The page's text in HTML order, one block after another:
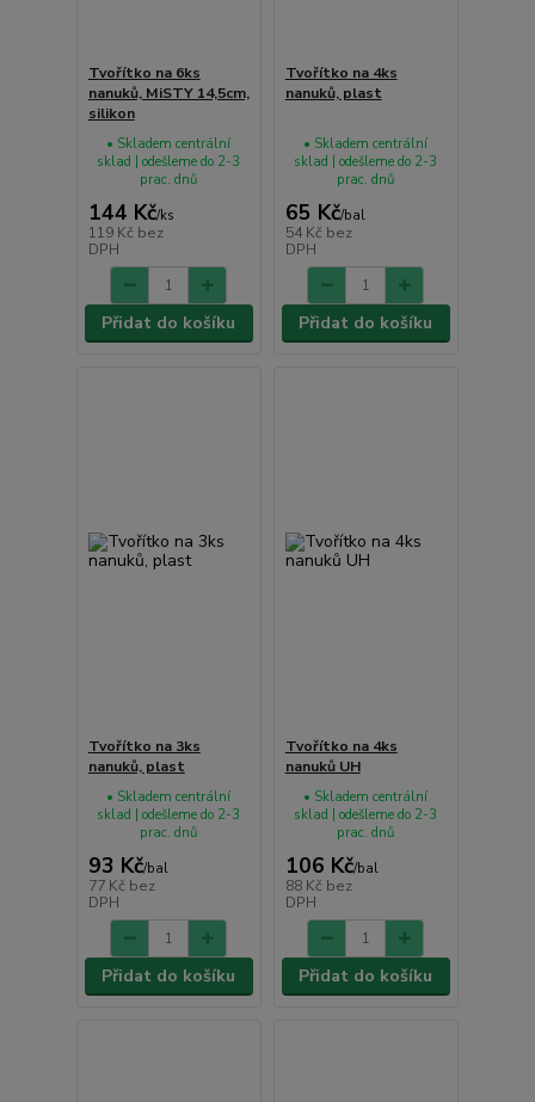
Tvořítko na 6ks
nanuků, MiSTY 14,5cm,
silikon
144 Kč/ks
119 Kč bez
DPH
• Skladem centrální
sklad | odešleme do 2-3
prac. dnů
Přidat do košíku
Tvořítko na 4ks
nanuků, plast
65 Kč/bal
54 Kč bez
DPH
• Skladem centrální
sklad | odešleme do 2-3
prac. dnů
Přidat do košíku
Tvořítko na 3ks
nanuků, plast
93 Kč/bal
77 Kč bez
DPH
• Skladem centrální
sklad | odešleme do 2-3
prac. dnů
Přidat do košíku
Tvořítko na 4ks
nanuků UH
106 Kč/bal
88 Kč bez
DPH
• Skladem centrální
sklad | odešleme do 2-3
prac. dnů
Přidat do košíku